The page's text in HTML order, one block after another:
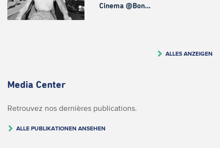
Cinema @Bon…
ALLES ANZEIGEN
Media Center
Retrouvez nos dernières publications.
ALLE PUBLIKATIONEN ANSEHEN